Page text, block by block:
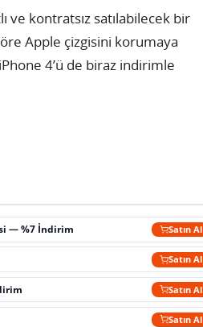
ve kontratsız satılabilecek bir
Apple çizgisini korumaya
4’ü de biraz indirimle
— %7 İndirim Satın Al
Satın Al
Satın Al
Satın Al